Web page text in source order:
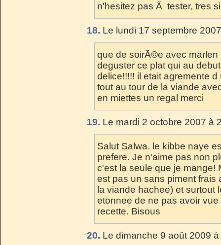
n'hesitez pas Ã tester, tres
18. Le lundi 17 septembre
que de soirÃ©e avec
deguster ce plat qui au
delice!!!!! il etait agremente
tout au tour de la viande
en miettes un regal merci
19. Le mardi 2 octobre 2007 à
Salut Salwa. le kibbe naye
prefere. Je n'aime pas non
c'est la seule que je mange!
est pas un sans piment frais
la viande hachee) et surtout
etonnee de ne pas avoir
recette. Bisous
20. Le dimanche 9 août 2009